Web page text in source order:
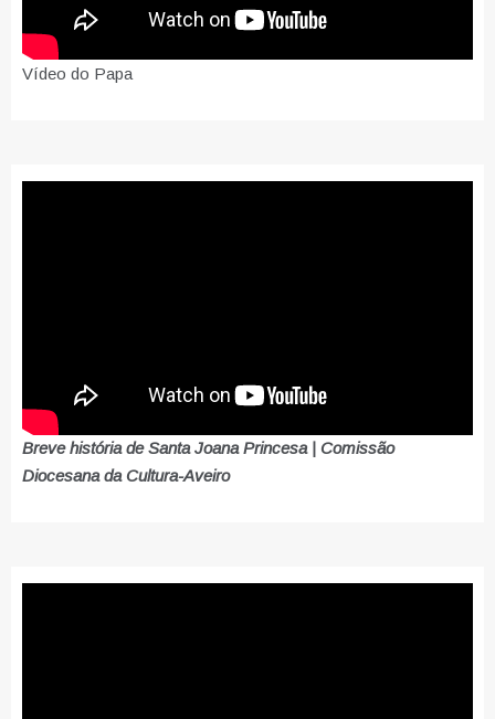
Vídeo do Papa
Breve história de Santa Joana Princesa | Comissão
Diocesana da Cultura-Aveiro